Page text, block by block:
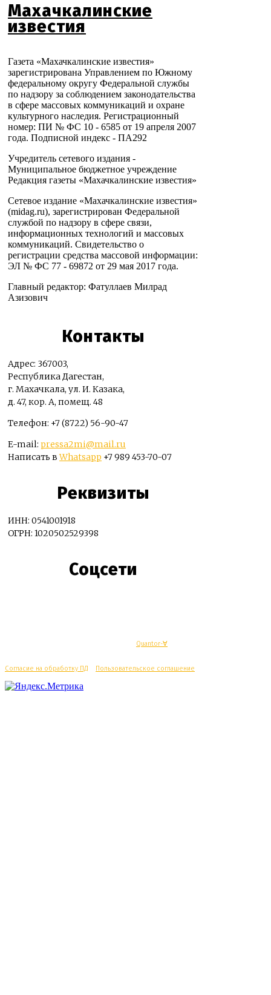
Махачкалинские
известия
Газета «Махачкалинские известия»
зарегистрирована Управлением по Южному
федеральному округу Федеральной службы
по надзору за соблюдением законодательства
в сфере массовых коммуникаций и охране
культурного наследия. Регистрационный
номер: ПИ № ФС 10 - 6585 от 19 апреля 2007
года. Подписной индекс - ПА292
Учредитель сетевого издания -
Муниципальное бюджетное учреждение
Редакция газеты «Махачкалинские известия»
Сетевое издание «Махачкалинские известия»
(midag.ru), зарегистрирован Федеральной
службой по надзору в сфере связи,
информационных технологий и массовых
коммуникаций. Свидетельство о
регистрации средства массовой информации:
ЭЛ № ФС 77 - 69872 от 29 мая 2017 года.
Главный редактор: Фатуллаев Милрад
Азизович
Контакты
Адрес: 367003,
Республика Дагестан,
г. Махачкала, ул. И. Казака,
д. 47, кор. А, помещ. 48
Телефон: +7 (8722) 56-90-47
E-mail: pressa2mi@mail.ru
Написать вWhatsapp +7 989 453-70-07
Реквизиты
ИНН: 0541001918
ОГРН: 1020502529398
Соцсети
Quantor-∀
Согласие на обработку ПД Пользовательское соглашение